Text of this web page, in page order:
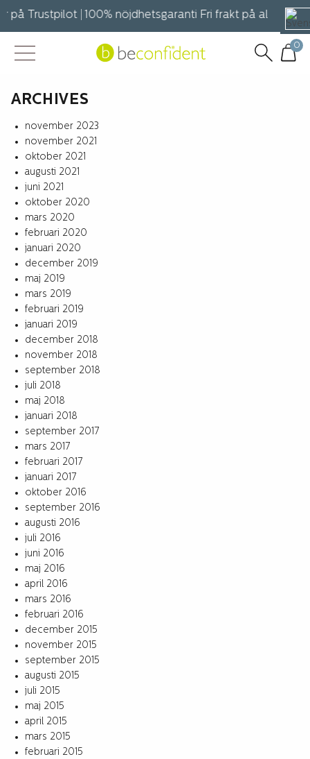
Trustpilot | 100% nöjdhetsgaranti Fri frakt på alla
0
ARCHIVES
november 2023
november 2021
oktober 2021
augusti 2021
juni 2021
oktober 2020
mars 2020
februari 2020
januari 2020
december 2019
maj 2019
mars 2019
februari 2019
januari 2019
december 2018
november 2018
september 2018
juli 2018
maj 2018
januari 2018
september 2017
mars 2017
februari 2017
januari 2017
oktober 2016
september 2016
augusti 2016
juli 2016
juni 2016
maj 2016
april 2016
mars 2016
februari 2016
december 2015
november 2015
september 2015
augusti 2015
juli 2015
maj 2015
april 2015
mars 2015
februari 2015